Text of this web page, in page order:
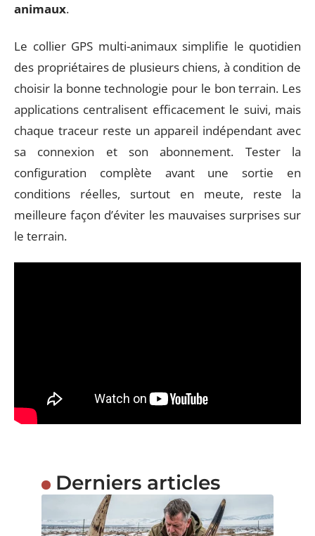
animaux.
Le collier GPS multi-animaux simplifie le quotidien
des propriétaires de plusieurs chiens, à condition de
choisir la bonne technologie pour le bon terrain. Les
applications centralisent efficacement le suivi, mais
chaque traceur reste un appareil indépendant avec
sa connexion et son abonnement. Tester la
configuration complète avant une sortie en
conditions réelles, surtout en meute, reste la
meilleure façon d’éviter les mauvaises surprises sur
le terrain.
Derniers articles